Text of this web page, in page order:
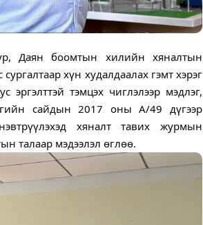
Даян боомтын хилийн хяналтын
хүн худалдаалах гэмт хэрэг
тэмцэх чиглэлээр мэдлэг,
сайдын 2017 оны А/49 дүгээр
хяналт тавих журмын
талаар мэдээлэл өглөө.